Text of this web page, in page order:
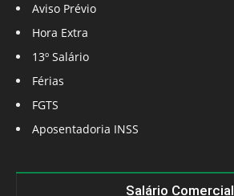
Aviso Prévio
Hora Extra
13º Salário
Férias
FGTS
Aposentadoria INSS
Salário Comercial